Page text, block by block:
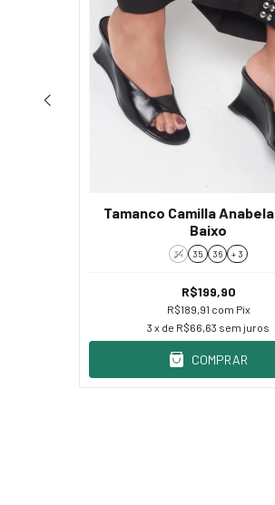
Tamanco Camilla
Baixo
34 35 36 + 3
R$199,90
R$189,91 com Pix
3 x de R$66,63 sem juros
COMPRAR